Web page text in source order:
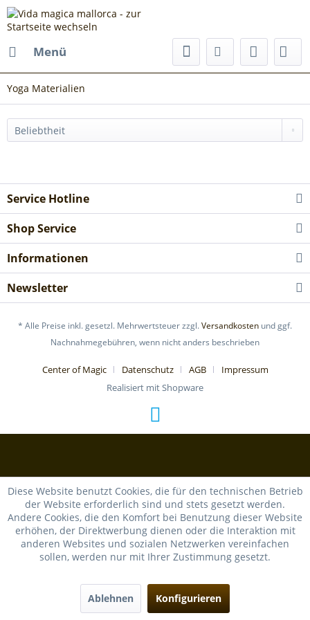
Menü
Yoga Materialien
Service Hotline
Shop Service
Informationen
Newsletter
* Alle Preise inkl. gesetzl. Mehrwertsteuer zzgl.Versandkosten und ggf.
Nachnahmegebühren, wenn nicht anders beschrieben
Center of Magic Datenschutz AGB
Impressum
Realisiert mit Shopware
Diese Website benutzt Cookies, die für den technischen Betrieb
der Website erforderlich sind und stets gesetzt werden.
Andere Cookies, die den Komfort bei Benutzung dieser Website
erhöhen, der Direktwerbung dienen oder die Interaktion mit
anderen Websites und sozialen Netzwerken vereinfachen
sollen, werden nur mit Ihrer Zustimmung gesetzt.
Ablehnen Konfigurieren